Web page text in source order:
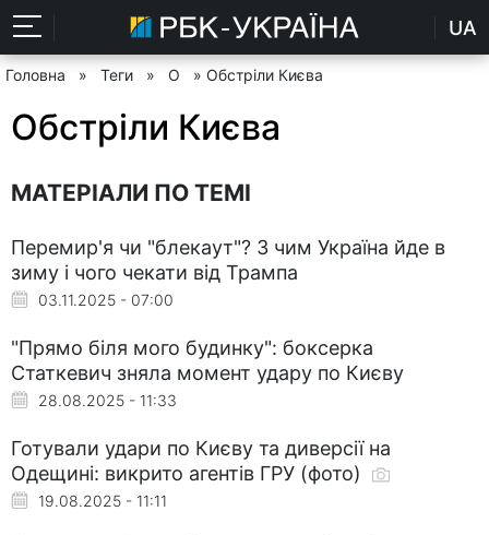
UA
Головна » Теги » О » Обстріли Києва
Обстріли Києва
МАТЕРІАЛИ ПО ТЕМІ
Перемир'я чи "блекаут"? З чим Україна йде в
зиму і чого чекати від Трампа
03.11.2025 - 07:00
"Прямо біля мого будинку": боксерка
Статкевич зняла момент удару по Києву
28.08.2025 - 11:33
Готували удари по Києву та диверсії на
Одещині: викрито агентів ГРУ (фото)
19.08.2025 - 11:11